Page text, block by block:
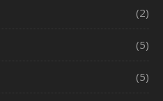
(2)
(5)
(5)